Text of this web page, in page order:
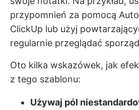
przypomnień za pomocą
ClickUp lub użyj
regularnie przeglądać
Oto kilka wskazówek, jak
z tego szablonu:
Używaj pól